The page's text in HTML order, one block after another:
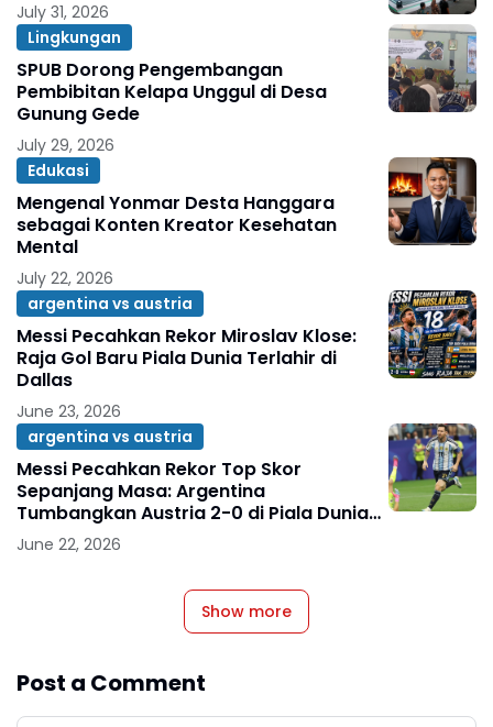
July 31, 2026
Lingkungan
SPUB Dorong Pengembangan
Pembibitan Kelapa Unggul di Desa
Gunung Gede
July 29, 2026
Edukasi
Mengenal Yonmar Desta Hanggara
sebagai Konten Kreator Kesehatan
Mental
July 22, 2026
argentina vs austria
Messi Pecahkan Rekor Miroslav Klose:
Raja Gol Baru Piala Dunia Terlahir di
Dallas
June 23, 2026
argentina vs austria
Messi Pecahkan Rekor Top Skor
Sepanjang Masa: Argentina
Tumbangkan Austria 2-0 di Piala Dunia
2026
June 22, 2026
Show more
Post a Comment